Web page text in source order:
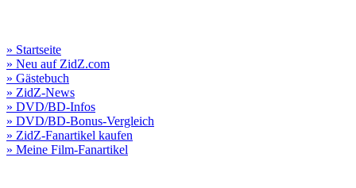
» Startseite
» Neu auf ZidZ.com
» Gästebuch
» ZidZ-News
» DVD/BD-Infos
» DVD/BD-Bonus-Vergleich
» ZidZ-Fanartikel kaufen
» Meine Film-Fanartikel